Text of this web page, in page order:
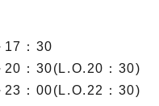
：30
20：30(L.O.20：30)
：00(L.O.22：30)